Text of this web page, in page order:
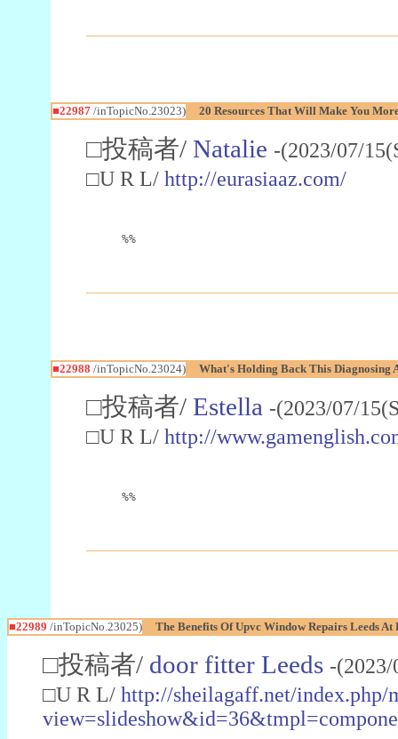
■22987/inTopicNo.23023) 20 Resources That Will Make You
□投稿者/ Natalie -(2023/07/
□U R L/ http://eurasiaaz.com/
%%
■22988 /inTopicNo.23024) What's Holding Back This Diagnosing
□投稿者/ Estella -(2023/07/
□U R L/ http://
%%
■22989 /inTopicNo.23025) The Benefits Of Upvc Window Repairs Leeds
□投稿者/ door fitter Leeds -
□U R L/ http://sheilagaff.net/index.php/